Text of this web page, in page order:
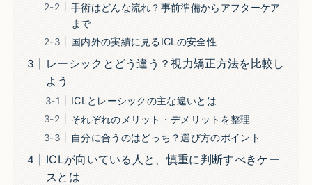
手術はどんな流れ？事前準備からアフターケア
まで
国内外の実績に見るICLの安全性
レーシックとどう違う？視力矯正方法を比較し
よう
ICLとレーシックの主な違いとは
それぞれのメリット・デメリットを整理
自分に合うのはどっち？選び方のポイント
ICLが向いている人と、慎重に判断すべきケー
スとは